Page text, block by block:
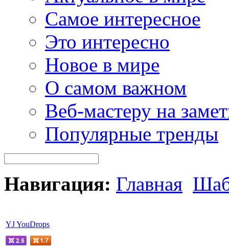
Самое интересное
Это интересно
Новое в мире
О самом важном
Веб-мастеру на
Популярные тренды
Навигация: Главная
YJ YouDrops